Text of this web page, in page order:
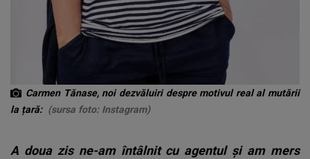
Carmen Tănase, noi dezvăluiri despre motivul real al mutării
la țară: (sursa foto: Instagram)
A doua zis ne-am întâlnit cu agentul și am mers